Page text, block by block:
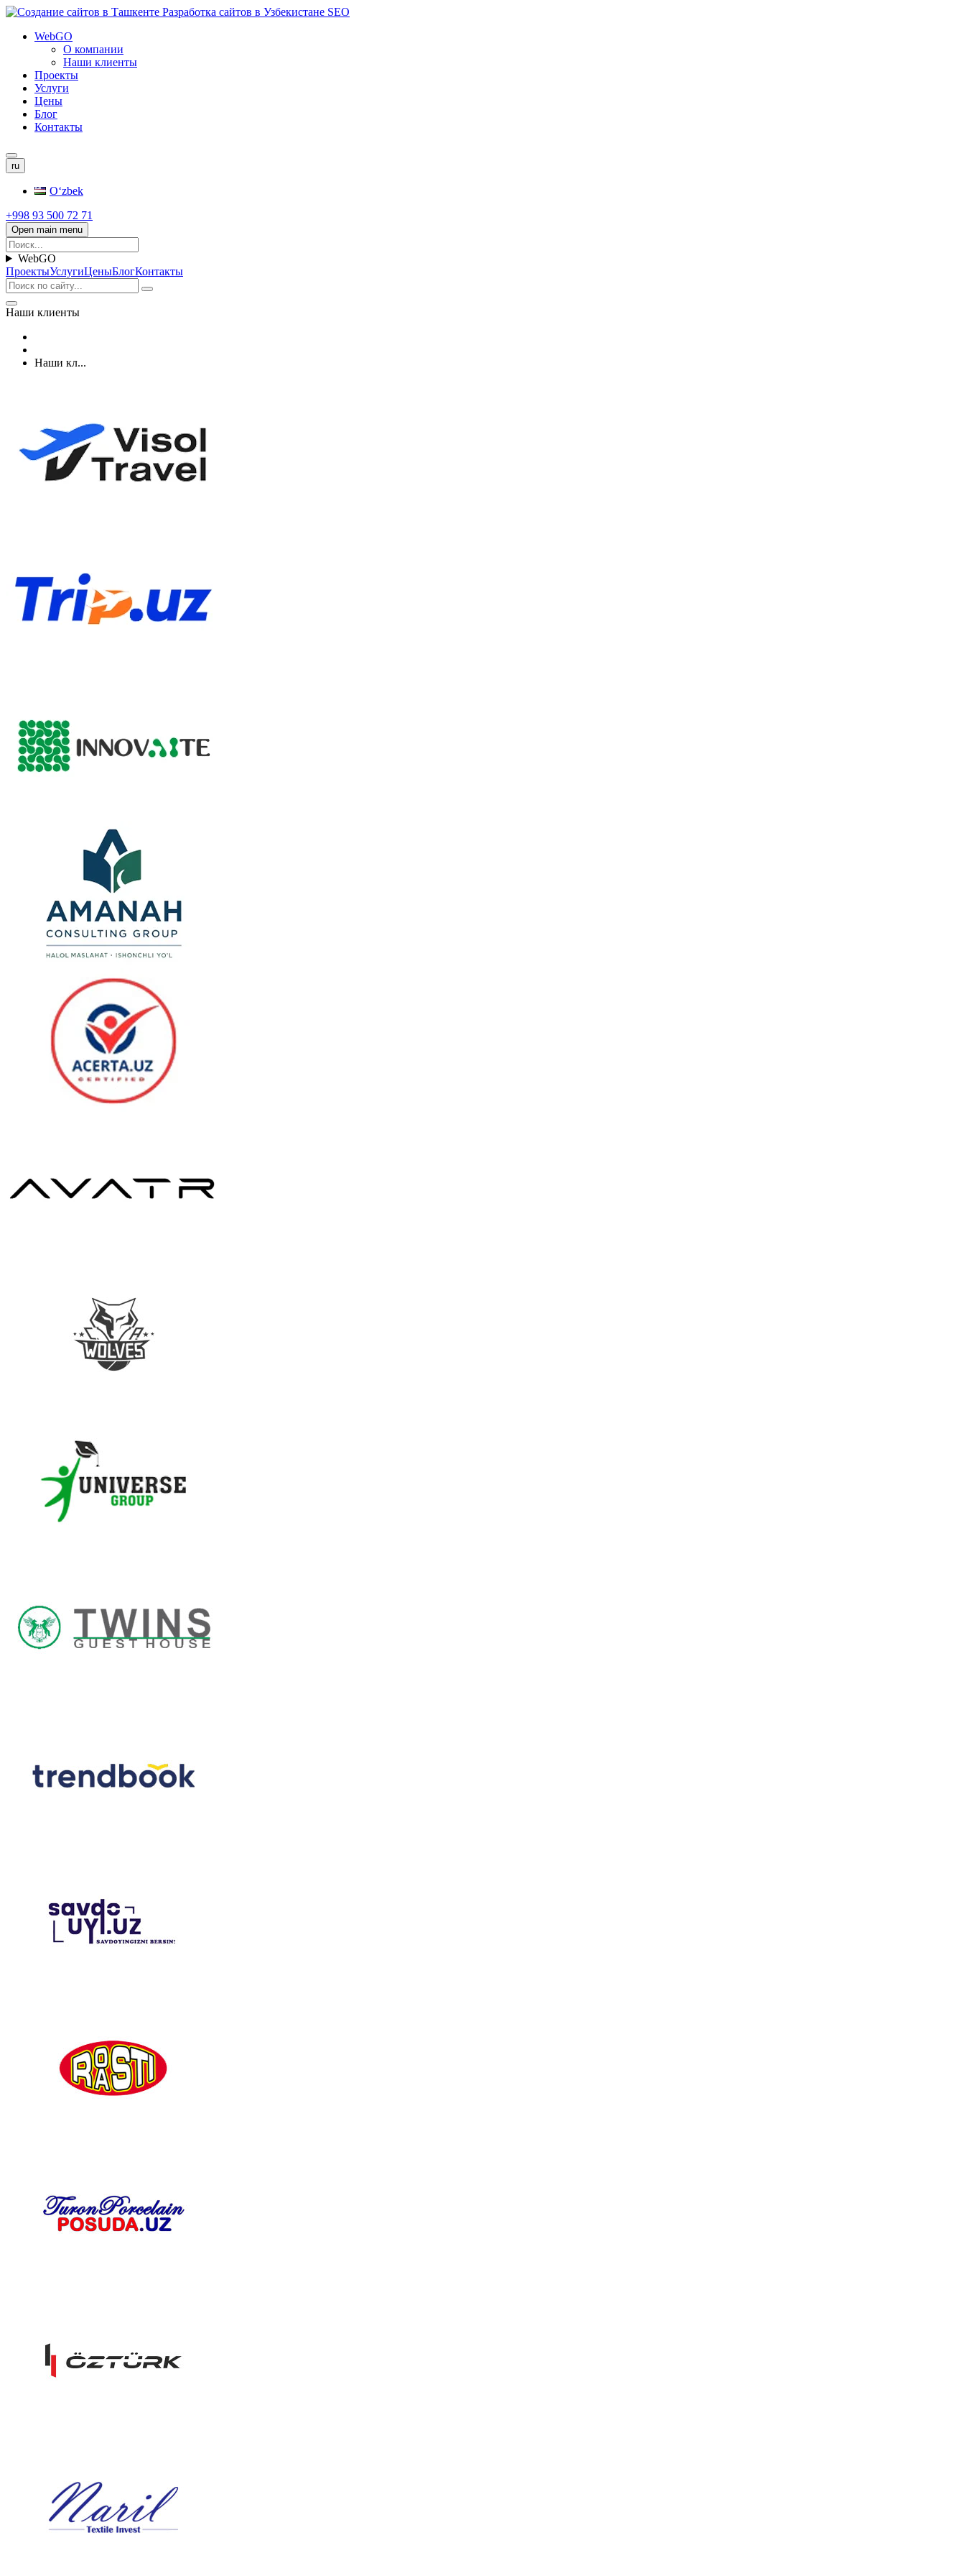
WebGO
О компании
Наши клиенты
Проекты
Услуги
Цены
Блог
Контакты
ru
Oʻzbek
+998 93 500 72 71
Open main menu
WebGO
ПроектыУслугиЦеныБлогКонтакты
Наши клиенты
Наши кл...